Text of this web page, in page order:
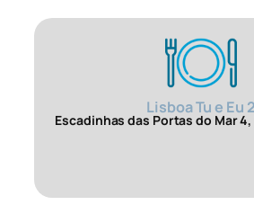
Lisboa Tu e Eu 2
Escadinhas das Portas do Mar 4,